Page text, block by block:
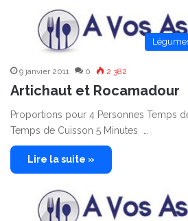
9 janvier 2011 0 2 382
Artichaut et Rocamadour
Proportions pour 4 Personnes Temps
Temps de Cuisson 5 Minutes …
Lire la suite »